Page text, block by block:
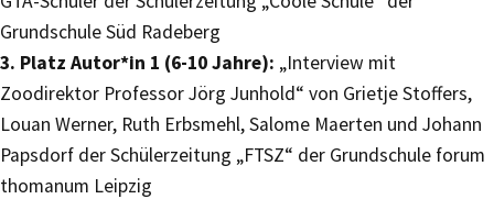
Grundschule Süd Radeberg
3. Platz Autor*in 1 (6-10 Jahre): „Interview mit
Zoodirektor Professor Jörg Junhold“ von Grietje Stoffers,
Louan Werner, Ruth Erbsmehl, Salome Maerten und Johann
Papsdorf der Schülerzeitung „FTSZ“ der Grundschule forum
thomanum Leipzig